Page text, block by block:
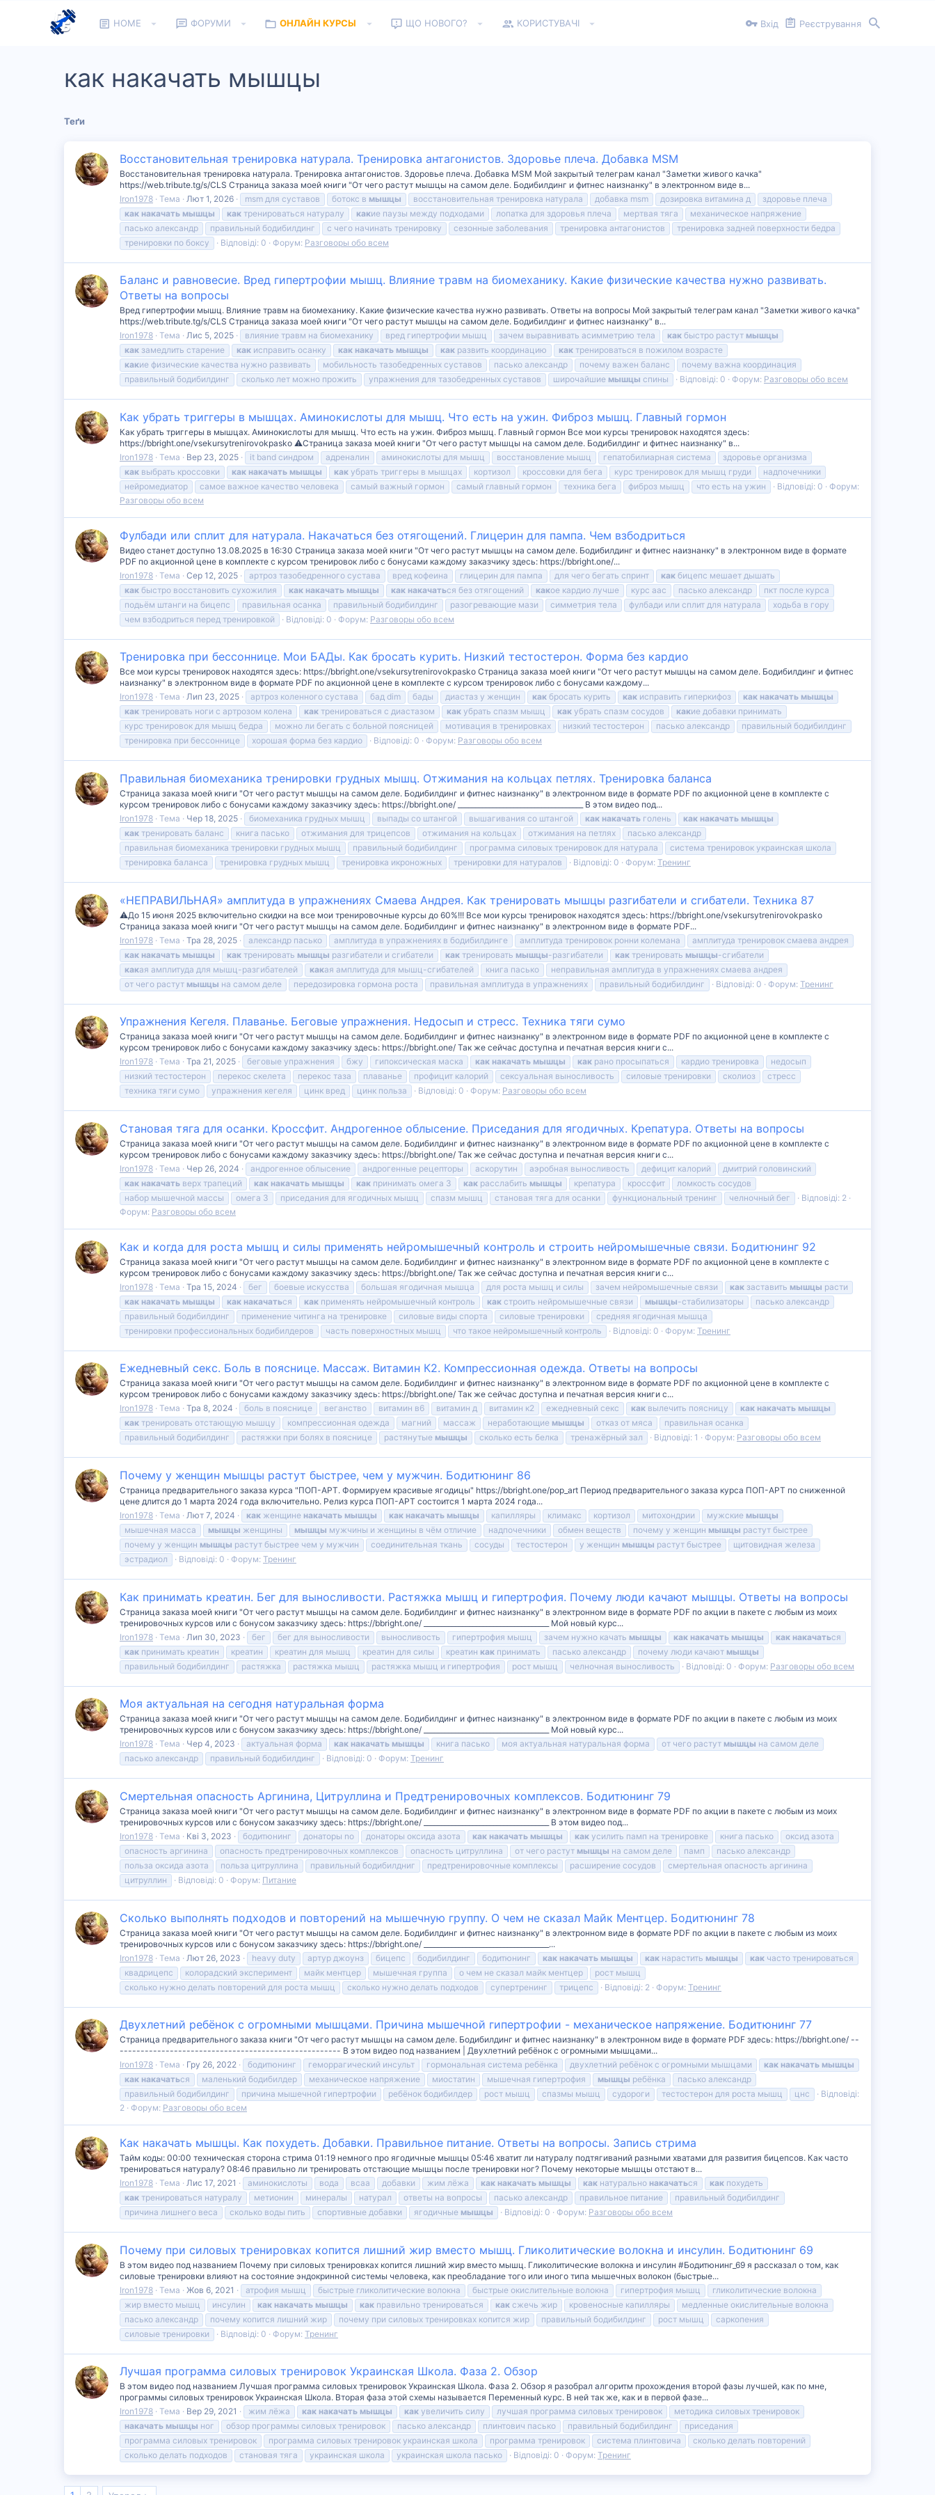
HOME ФОРУМИ ОНЛАЙН КУРСЫ ЩО НОВОГО? КОРИСТУВАЧІ Вхід Реєстрування
как накачать мышцы
Теґи
Восстановительная тренировка натурала. Тренировка антагонистов. Здоровье плеча. Добавка MSM
Восстановительная тренировка натурала. Тренировка антагонистов. Здоровье плеча. Добавка MSM Мой закрытый телеграм канал "Заметки живого качка"
https://web.tribute.tg/s/CLS Страница заказа моей книги "От чего растут мышцы на самом деле. Бодибилдинг и фитнес наизнанку" в электронном виде в...
Iron1978 Тема Лют 1, 2026 msm для суставов ботокс в мышцы восстановительная тренировка натурала добавка msm дозировка витамина д
здоровье плеча
как накачать мышцы как тренироваться натуралу какие паузы между подходами лопатка для здоровья плеча мертвая тяга
механическое напряжение
пасько александр
правильный бодибилдинг с чего начинать тренировку сезонные заболевания тренировка антагонистов
тренировка задней поверхности бедра
тренировки по боксу
Відповіді: 0 Форум: Разговоры обо всем
Баланс и равновесие. Вред гипертрофии мышц. Влияние травм на биомеханику. Какие физические качества нужно развивать.
Ответы на вопросы
Вред гипертрофии мышц. Влияние травм на биомеханику. Какие физические качества нужно развивать. Ответы на вопросы Мой закрытый телеграм канал "Заметки живого качка"
https://web.tribute.tg/s/CLS Страница заказа моей книги "От чего растут мышцы на самом деле. Бодибилдинг и фитнес наизнанку" в...
Iron1978 Тема Лис 5, 2025 влияние травм на биомеханику вред гипертрофии мышц зачем выравнивать асимметрию тела как быстро растут мышцы
как замедлить старение как исправить осанку как накачать мышцы как развить координацию как тренироваться в пожилом возрасте
какие физические качества нужно развивать мобильность тазобедренных суставов пасько александр почему важен баланс
почему важна координация
правильный бодибилдинг
сколько лет можно прожить упражнения для тазобедренных суставов широчайшие мышцы спины Відповіді: 0 Форум: Разговоры обо всем
Как убрать триггеры в мышцах. Аминокислоты для мышц. Что есть на ужин. Фиброз мышц. Главный гормон
Как убрать триггеры в мышцах. Аминокислоты для мышц. Что есть на ужин. Фиброз мышц. Главный гормон Все мои курсы тренировок находятся здесь:
https://bbright.one/vsekursytrenirovokpasko ⚠️Страница заказа моей книги "От чего растут мышцы на самом деле. Бодибилдинг и фитнес наизнанку" в...
Iron1978 Тема Вер 23, 2025 it band синдром адреналин аминокислоты для мышц восстановление мышц гепатобилиарная система
здоровье организма
как выбрать кроссовки как накачать мышцы как убрать триггеры в мышцах кортизол кроссовки для бега курс тренировок для мышц груди
надпочечники
нейромедиатор
самое важное качество человека самый важный гормон самый главный гормон техника бега фиброз мышц что есть на ужин Відповіді: 0
Форум:
Разговоры обо всем
Фулбади или сплит для натурала. Накачаться без отягощений. Глицерин для пампа. Чем взбодриться
Видео станет доступно 13.08.2025 в 16:30 Страница заказа моей книги "От чего растут мышцы на самом деле. Бодибилдинг и фитнес наизнанку" в электронном виде в формате
PDF по акционной цене в комплекте с курсом тренировок либо с бонусами каждому заказчику здесь: https://bbright.one/...
Iron1978 Тема Сер 12, 2025 артроз тазобедренного сустава вред кофеина глицерин для пампа для чего бегать спринт как бицепс мешает дышать
как быстро восстановить сухожилия как накачать мышцы как накачаться без отягощений какое кардио лучше курс аас пасько александр
пкт после курса
подьём штанги на бицепс
правильная осанка правильный бодибилдинг разогревающие мази симметрия тела фулбади или сплит для натурала
ходьба в гору
чем взбодриться перед тренировкой
Відповіді: 0 Форум: Разговоры обо всем
Тренировка при бессоннице. Мои БАДы. Как бросать курить. Низкий тестостерон. Форма без кардио
Все мои курсы тренировок находятся здесь: https://bbright.one/vsekursytrenirovokpasko Страница заказа моей книги "От чего растут мышцы на самом деле. Бодибилдинг и фитнес
наизнанку" в электронном виде в формате PDF по акционной цене в комплекте с курсом тренировок либо с бонусами каждому...
Iron1978 Тема Лип 23, 2025 артроз коленного сустава бад dim бады диастаз у женщин как бросать курить как исправить гиперкифоз как накачать мышцы
как тренировать ноги с артрозом колена как тренироваться с диастазом как убрать спазм мышц как убрать спазм сосудов какие добавки принимать
курс тренировок для мышц бедра
можно ли бегать с больной поясницей мотивация в тренировках низкий тестостерон пасько александр
правильный бодибилдинг
тренировка при бессоннице
хорошая форма без кардио Відповіді: 0 Форум: Разговоры обо всем
Правильная биомеханика тренировки грудных мышц. Отжимания на кольцах петлях. Тренировка баланса
Страница заказа моей книги "От чего растут мышцы на самом деле. Бодибилдинг и фитнес наизнанку" в электронном виде в формате PDF по акционной цене в комплекте с
курсом тренировок либо с бонусами каждому заказчику здесь: https://bbright.one/ ____________________________________ В этом видео под...
Iron1978 Тема Чер 18, 2025 биомеханика грудных мышц выпады со штангой вышагивания со штангой как накачать голень как накачать мышцы
как тренировать баланс книга пасько отжимания для трицепсов отжимания на кольцах отжимания на петлях
пасько александр
правильная биомеханика тренировки грудных мышц
правильный бодибилдинг программа силовых тренировок для натурала
система тренировок украинская школа
тренировка баланса
тренировка грудных мышц тренировка икроножных тренировки для натуралов Відповіді: 0 Форум: Тренинг
«НЕПРАВИЛЬНАЯ» амплитуда в упражнениях Смаева Андрея. Как тренировать мышцы разгибатели и сгибатели. Техника 87
⚠️До 15 июня 2025 включительно скидки на все мои тренировочные курсы до 60%!!! Все мои курсы тренировок находятся здесь: https://bbright.one/vsekursytrenirovokpasko
Страница заказа моей книги "От чего растут мышцы на самом деле. Бодибилдинг и фитнес наизнанку" в электронном виде в формате PDF...
Iron1978 Тема Тра 28, 2025 александр пасько амплитуда в упражнениях в бодибилдинге амплитуда тренировок ронни колемана
амплитуда тренировок смаева андрея
как накачать мышцы как тренировать мышцы разгибатели и сгибатели как тренировать мышцы-разгибатели как тренировать мышцы-сгибатели
какая амплитуда для мышц-разгибателей какая амплитуда для мышц-сгибателей книга пасько
неправильная амплитуда в упражнениях смаева андрея
от чего растут мышцы на самом деле передозировка гормона роста правильная амплитуда в упражнениях правильный бодибилдинг Відповіді: 0 Форум: Тренинг
Упражнения Кегеля. Плаванье. Беговые упражнения. Недосып и стресс. Техника тяги сумо
Страница заказа моей книги "От чего растут мышцы на самом деле. Бодибилдинг и фитнес наизнанку" в электронном виде в формате PDF по акционной цене в комплекте с
курсом тренировок либо с бонусами каждому заказчику здесь: https://bbright.one/ Так же сейчас доступна и печатная версия книги с...
Iron1978 Тема Тра 21, 2025 беговые упражнения бжу гипоксическая маска как накачать мышцы как рано просыпаться кардио тренировка
недосып
низкий тестостерон
перекос скелета перекос таза плаванье профицит калорий сексуальная выносливость силовые тренировки сколиоз
стресс
техника тяги сумо
упражнения кегеля цинк вред цинк польза Відповіді: 0 Форум: Разговоры обо всем
Становая тяга для осанки. Кроссфит. Андрогенное облысение. Приседания для ягодичных. Крепатура. Ответы на вопросы
Страница заказа моей книги "От чего растут мышцы на самом деле. Бодибилдинг и фитнес наизнанку" в электронном виде в формате PDF по акционной цене в комплекте с
курсом тренировок либо с бонусами каждому заказчику здесь: https://bbright.one/ Так же сейчас доступна и печатная версия книги с...
Iron1978 Тема Чер 26, 2024 андрогенное облысение андрогенные рецепторы аскорутин аэробная выносливость дефицит калорий
дмитрий головинский
как накачать верх трапеций как накачать мышцы как принимать омега 3 как расслабить мышцы крепатура кроссфит
ломкость сосудов
набор мышечной массы
омега 3 приседания для ягодичных мышц спазм мышц становая тяга для осанки функциональный тренинг челночный бег
Відповіді: 2
Форум: Разговоры обо всем
Как и когда для роста мышц и силы применять нейромышечный контроль и строить нейромышечные связи. Бодитюнинг 92
Страница заказа моей книги "От чего растут мышцы на самом деле. Бодибилдинг и фитнес наизнанку" в электронном виде в формате PDF по акционной цене в комплекте с
курсом тренировок либо с бонусами каждому заказчику здесь: https://bbright.one/ Так же сейчас доступна и печатная версия книги с...
Iron1978 Тема Тра 15, 2024 бег боевые искусства большая ягодичная мышца для роста мышц и силы зачем нейромышечные связи как заставить мышцы расти
как накачать мышцы как накачаться как применять нейромышечный контроль как строить нейромышечные связи мышцы-стабилизаторы
пасько александр
правильный бодибилдинг
применение читинга на тренировке силовые виды спорта силовые тренировки
средняя ягодичная мышца
тренировки профессиональных бодибилдеров
часть поверхностных мышц что такое нейромышечный контроль Відповіді: 0 Форум: Тренинг
Ежедневный секс. Боль в пояснице. Массаж. Витамин К2. Компрессионная одежда. Ответы на вопросы
Страница заказа моей книги "От чего растут мышцы на самом деле. Бодибилдинг и фитнес наизнанку" в электронном виде в формате PDF по акционной цене в комплекте с
курсом тренировок либо с бонусами каждому заказчику здесь: https://bbright.one/ Так же сейчас доступна и печатная версия книги с...
Iron1978 Тема Тра 8, 2024 боль в пояснице веганство витамин в6 витамин д витамин к2 ежедневный секс как вылечить поясницу как накачать мышцы
как тренировать отстающую мышцу компрессионная одежда магний массаж неработающие мышцы отказ от мяса
правильная осанка
правильный бодибилдинг
растяжки при болях в пояснице растянутые мышцы сколько есть белка тренажёрный зал Відповіді: 1 Форум: Разговоры обо всем
Почему у женщин мышцы растут быстрее, чем у мужчин. Бодитюнинг 86
Страница предварительного заказа курса "ПОП-АРТ. Формируем красивые ягодицы" https://bbright.one/pop_art Период предварительного заказа курса ПОП-АРТ по сниженной
цене длится до 1 марта 2024 года включительно. Релиз курса ПОП-АРТ состоится 1 марта 2024 года...
Iron1978 Тема Лют 7, 2024 как женщине накачать мышцы как накачать мышцы капилляры климакс кортизол митохондрии мужские мышцы
мышечная масса
мышцы женщины мышцы мужчины и женщины в чём отличие надпочечники обмен веществ почему у женщин мышцы растут быстрее
почему у женщин мышцы растут быстрее чем у мужчин соединительная ткань сосуды тестостерон у женщин мышцы растут быстрее
щитовидная железа
эстрадиол
Відповіді: 0 Форум: Тренинг
Как принимать креатин. Бег для выносливости. Растяжка мышц и гипертрофия. Почему люди качают мышцы. Ответы на вопросы
Страница заказа моей книги "От чего растут мышцы на самом деле. Бодибилдинг и фитнес наизнанку" в электронном виде в формате PDF по акции в пакете с любым из моих
тренировочных курсов или с бонусом заказчику здесь: https://bbright.one/ ____________________________________ Мой новый курс...
Iron1978 Тема Лип 30, 2023 бег бег для выносливости выносливость гипертрофия мышц зачем нужно качать мышцы как накачать мышцы как накачаться
как принимать креатин креатин креатин для мышц креатин для силы креатин как принимать пасько александр почему люди качают мышцы
правильный бодибилдинг
растяжка растяжка мышц растяжка мышц и гипертрофия рост мышц челночная выносливость Відповіді: 0 Форум: Разговоры обо всем
Моя актуальная на сегодня натуральная форма
Страница заказа моей книги "От чего растут мышцы на самом деле. Бодибилдинг и фитнес наизнанку" в электронном виде в формате PDF по акции в пакете с любым из моих
тренировочных курсов или с бонусом заказчику здесь: https://bbright.one/ ____________________________________ Мой новый курс...
Iron1978 Тема Чер 4, 2023 актуальная форма как накачать мышцы книга пасько моя актуальная натуральная форма от чего растут мышцы на самом деле
пасько александр
правильный бодибилдинг Відповіді: 0 Форум: Тренинг
Смертельная опасность Аргинина, Цитруллина и Предтренировочных комплексов. Бодитюнинг 79
Страница заказа моей книги "От чего растут мышцы на самом деле. Бодибилдинг и фитнес наизнанку" в электронном виде в формате PDF по акции в пакете с любым из моих
тренировочных курсов или с бонусом заказчику здесь: https://bbright.one/ ____________________________________ В этом видео под...
Iron1978 Тема Кві 3, 2023 бодитюнинг донаторы no донаторы оксида азота как накачать мышцы как усилить памп на тренировке книга пасько
оксид азота
опасность аргинина
опасность предтренировочных комплексов опасность цитруллина от чего растут мышцы на самом деле памп
пасько александр
польза оксида азота
польза цитруллина правильный бодибилдниг предтренировочные комплексы расширение сосудов
смертельная опасность аргинина
цитруллин
Відповіді: 0 Форум: Питание
Сколько выполнять подходов и повторений на мышечную группу. О чем не сказал Майк Ментцер. Бодитюнинг 78
Страница заказа моей книги "От чего растут мышцы на самом деле. Бодибилдинг и фитнес наизнанку" в электронном виде в формате PDF по акции в пакете с любым из моих
тренировочных курсов или с бонусом заказчику здесь: https://bbright.one/ ____________________________________...
Iron1978 Тема Лют 26, 2023 heavy duty артур джоунз бицепс бодибилдинг бодитюнинг как накачать мышцы как нарастить мышцы как часто тренироваться
квадрицепс
колорадский эксперимент майк ментцер мышечная группа о чем не сказал майк ментцер
рост мышц
сколько нужно делать повторений для роста мышц
сколько нужно делать подходов супертренинг трицепс Відповіді: 2 Форум: Тренинг
Двухлетний ребёнок с огромными мышцами. Причина мышечной гипертрофии - механическое напряжение. Бодитюнинг 77
Страница предварительного заказа книги "От чего растут мышцы на самом деле. Бодибилдинг и фитнес наизнанку" в электронном виде в формате PDF здесь: https://bbright.one/ --
----------------------------------------------------- В этом видео под названием | Двухлетний ребёнок с огромными мышцами...
Iron1978 Тема Гру 26, 2022 бодитюнинг геморрагический инсульт гормональная система ребёнка двухлетний ребёнок с огромными мышцами как накачать мышцы
как накачаться маленький бодибилдер механическое напряжение миостатин мышечная гипертрофия мышцы ребёнка
пасько александр
правильный бодибилдинг
причина мышечной гипертрофии ребёнок бодибилдер рост мышц спазмы мышц судороги тестостерон для роста мышц цнс
Відповіді:
2
Форум: Разговоры обо всем
Как накачать мышцы. Как похудеть. Добавки. Правильное питание. Ответы на вопросы. Запись стрима
Тайм коды: 00:00 техническая сторона стрима 01:19 немного про ягодичные мышцы 05:46 хватит ли натуралу подтягиваний разными хватами для развития бицепсов. Как часто
тренироваться натуралу? 08:46 правильно ли тренировать отстающие мышцы после тренировки ног? Почему некоторые мышцы отстают в...
Iron1978 Тема Лис 17, 2021 аминокислоты вода всаа добавки жим лёжа как накачать мышцы как натурально накачаться как похудеть
как тренироваться натуралу метионин минералы натурал ответы на вопросы пасько александр правильное питание
правильный бодибилдинг
причина лишнего веса
сколько воды пить спортивные добавки ягодичные мышцы Відповіді: 0 Форум: Разговоры обо всем
Почему при силовых тренировках копится лишний жир вместо мышц. Гликолитические волокна и инсулин. Бодитюнинг 69
В этом видео под названием Почему при силовых тренировках копится лишний жир вместо мышц. Гликолитические волокна и инсулин #Бодитюнинг_69 я рассказал о том, как
силовые тренировки влияют на состояние эндокринной системы человека, как преобладание того или иного типа мышечных волокон (быстрые...
Iron1978 Тема Жов 6, 2021 атрофия мышц быстрые гликолитические волокна быстрые окислительные волокна гипертрофия мышц
гликолитические волокна
жир вместо мышц
инсулин как накачать мышцы как правильно тренироваться как сжечь жир кровеносные капилляры
медленные окислительные волокна
пасько александр
почему копится лишний жир почему при силовых тренировках копится жир правильный бодибилдинг рост мышц
саркопения
силовые тренировки
Відповіді: 0 Форум: Тренинг
Лучшая программа силовых тренировок Украинская Школа. Фаза 2. Обзор
В этом видео под названием Лучшая программа силовых тренировок Украинская Школа. Фаза 2. Обзор я разобрал алгоритм прохождения второй фазы лучшей, как по мне,
программы силовых тренировок Украинская Школа. Вторая фаза этой схемы называется Переменный курс. В ней так же, как и в первой фазе...
Iron1978 Тема Вер 29, 2021 жим лёжа как накачать мышцы как увеличить силу лучшая программа силовых тренировок
методика силовых тренировок
накачать мышцы ног обзор программы силовых тренировок пасько александр плинтович пасько правильный бодибилдинг
приседания
программа силовых тренировок
программа силовых тренировок украинская школа программа тренировок система плинтовича
сколько делать повторений
сколько делать подходов
становая тяга украинская школа украинская школа пасько Відповіді: 0 Форум: Тренинг